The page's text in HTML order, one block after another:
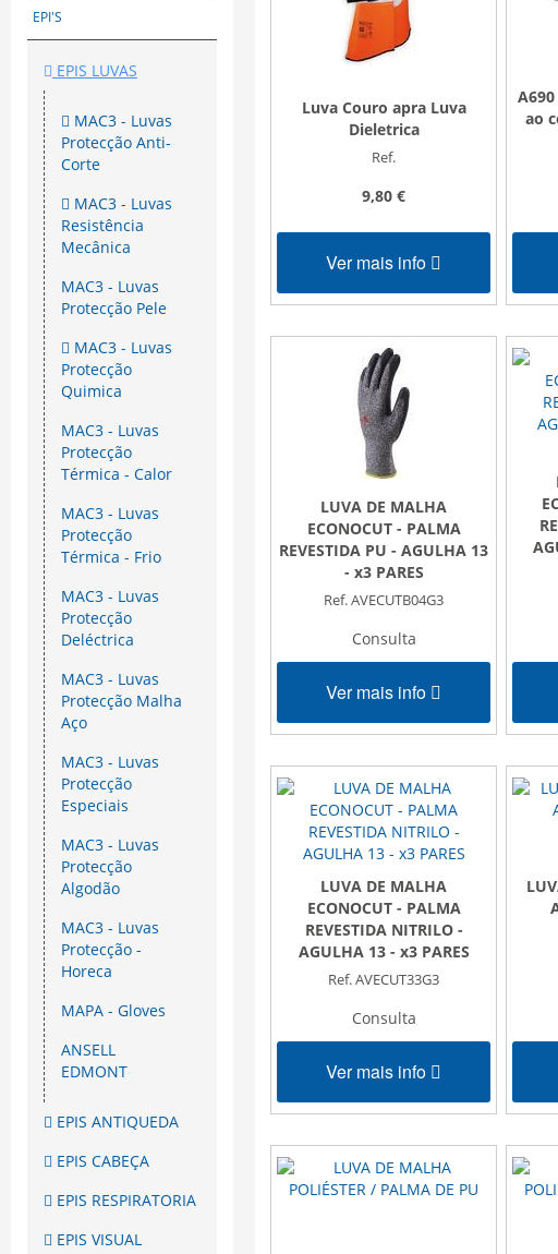
EPI'S
EPIS LUVAS
MAC3 - Luvas
Protecção Anti-
Corte
MAC3 - Luvas
Resistência
Mecânica
MAC3 - Luvas
Protecção Pele
MAC3 - Luvas
Protecção
Quimica
MAC3 - Luvas
Protecção
Térmica - Calor
MAC3 - Luvas
Protecção
Térmica - Frio
MAC3 - Luvas
Protecção
Deléctrica
MAC3 - Luvas
Protecção Malha
Aço
MAC3 - Luvas
Protecção
Especiais
MAC3 - Luvas
Protecção
Algodão
MAC3 - Luvas
Protecção -
Horeca
MAPA - Gloves
ANSELL
EDMONT
EPIS ANTIQUEDA
EPIS CABEÇA
EPIS RESPIRATORIA
EPIS VISUAL
Luva Couro apra Luva
Dieletrica
Ref.
9,80 €
Ver mais info
ao
LUVA DE MALHA
ECONOCUT - PALMA
REVESTIDA PU - AGULHA 13
- x3 PARES
Ref. AVECUTB04G3
Consulta
Ver mais info
LUVA DE MALHA
ECONOCUT - PALMA
REVESTIDA NITRILO -
AGULHA 13 - x3 PARES
Ref. AVECUT33G3
Consulta
Ver mais info